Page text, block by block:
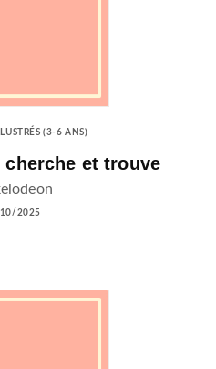
(3-6 ANS)
cherche et trouve
2025